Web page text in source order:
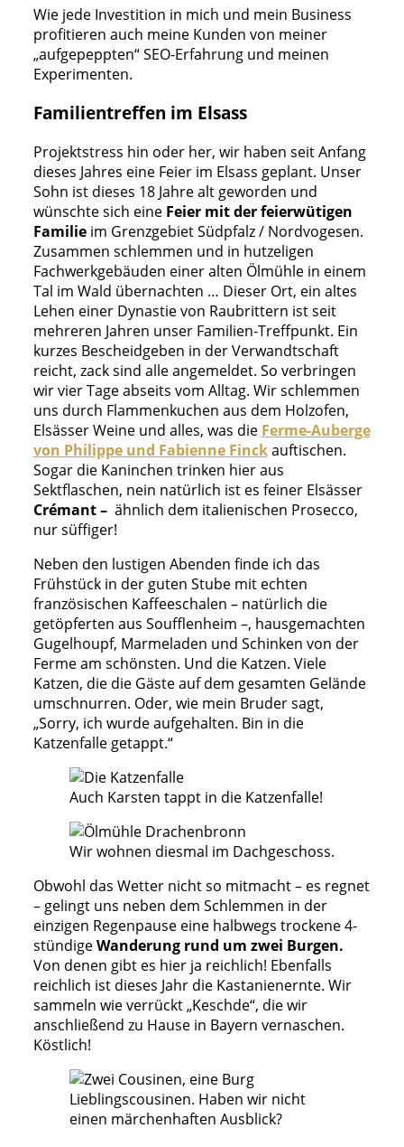
Wie jede Investition in mich und mein Business
profitieren auch meine Kunden von meiner
„aufgepeppten“ SEO-Erfahrung und meinen
Experimenten.
Familientreffen im Elsass
Projektstress hin oder her, wir haben seit Anfang
dieses Jahres eine Feier im Elsass geplant. Unser
Sohn ist dieses 18 Jahre alt geworden und
wünschte sich eine Feier mit der feierwütigen
Familieim Grenzgebiet Südpfalz / Nordvogesen.
Zusammen schlemmen und in hutzeligen
Fachwerkgebäuden einer alten Ölmühle in einem
Tal im Wald übernachten … Dieser Ort, ein altes
Lehen einer Dynastie von Raubrittern ist seit
mehreren Jahren unser Familien-Treffpunkt. Ein
kurzes Bescheidgeben in der Verwandtschaft
reicht, zack sind alle angemeldet. So verbringen
wir vier Tage abseits vom Alltag. Wir schlemmen
uns durch Flammenkuchen aus dem Holzofen,
Elsässer Weine und alles, was die Ferme-Auberge
von Philippe und Fabienne Finckauftischen.
Sogar die Kaninchen trinken hier aus
Sektflaschen, nein natürlich ist es feiner Elsässer
Crémant – ähnlich dem italienischen Prosecco,
nur süffiger!
Neben den lustigen Abenden finde ich das
Frühstück in der guten Stube mit echten
französischen Kaffeeschalen – natürlich die
getöpferten aus Soufflenheim –, hausgemachten
Gugelhoupf, Marmeladen und Schinken von der
Ferme am schönsten. Und die Katzen. Viele
Katzen, die die Gäste auf dem gesamten Gelände
umschnurren. Oder, wie mein Bruder sagt,
„Sorry, ich wurde aufgehalten. Bin in die
Katzenfalle getappt.“
Auch Karsten tappt in die Katzenfalle!
Wir wohnen diesmal im Dachgeschoss.
Obwohl das Wetter nicht so mitmacht – es regnet
– gelingt uns neben dem Schlemmen in der
einzigen Regenpause eine halbwegs trockene 4-
stündigeWanderung rund um zwei Burgen.
Von denen gibt es hier ja reichlich! Ebenfalls
reichlich ist dieses Jahr die Kastanienernte. Wir
sammeln wie verrückt „Keschde“, die wir
anschließend zu Hause in Bayern vernaschen.
Köstlich!
Lieblingscousinen. Haben wir nicht
einen märchenhaften Ausblick?